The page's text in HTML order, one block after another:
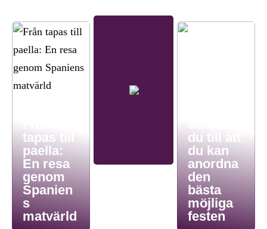
tapas till
paella:
En resa
genom
Spanien
s
matvärld
du till att
du kan
anordna
den
bästa
möjliga
festen